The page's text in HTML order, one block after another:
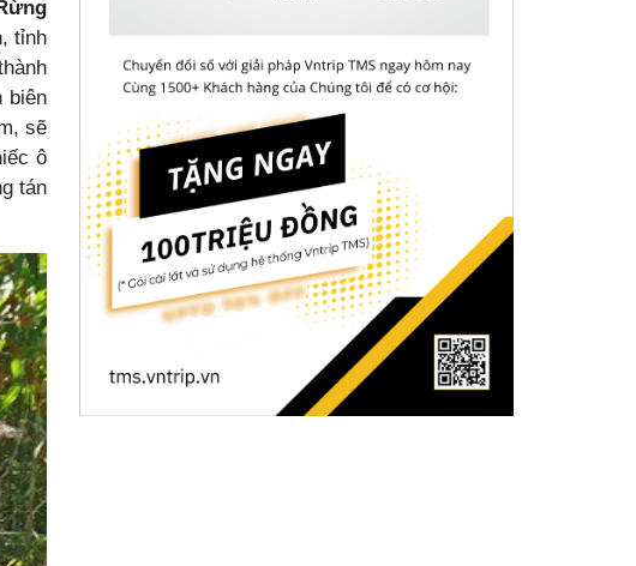
tỉnh
biên
sẽ
ô
tán